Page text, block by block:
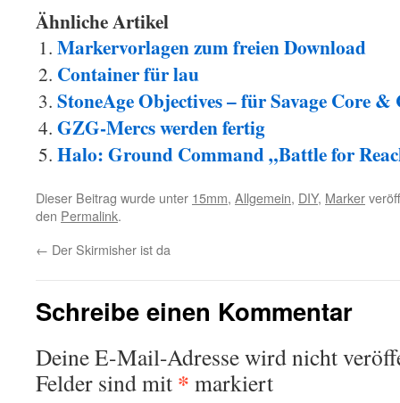
Ähnliche Artikel
Markervorlagen zum freien Download
Container für lau
StoneAge Objectives – für Savage Core &
GZG-Mercs werden fertig
Halo: Ground Command „Battle for
Dieser Beitrag wurde unter 15mm, Allgemein, DIY, Marker
den Permalink.
← Der Skirmisher ist da
Schreibe einen Kommentar
Deine E-Mail-Adresse wird nicht
Felder sind mit * markiert